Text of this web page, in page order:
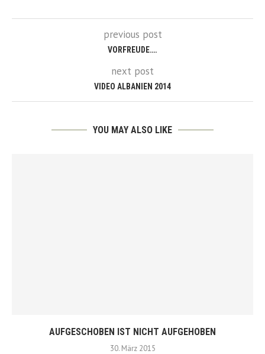
previous post
VORFREUDE….
next post
VIDEO ALBANIEN 2014
YOU MAY ALSO LIKE
AUFGESCHOBEN IST NICHT AUFGEHOBEN
30. März 2015